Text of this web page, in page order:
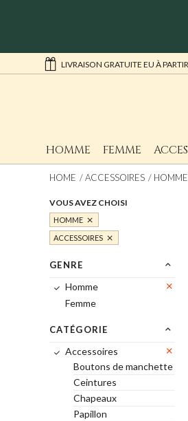
LIVRAISON GRATUITE EU À
HOMME FEMME
HOME ACCESSOIRES HOMME
VOUS AVEZ CHOISI
HOMME
ACCESSOIRES
GENRE
Homme
Femme
CATÉGORIE
Accessoires
Boutons de manchette
Ceintures
Chapeaux
Papillon